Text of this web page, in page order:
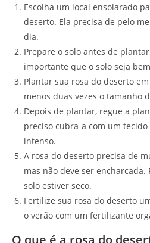
Escolha um local ensolarado
deserto. Ela precisa de pelo
dia.
Prepare o solo antes de
importante que o solo seja
Plantar sua rosa do deserto
menos duas vezes o tamanho
Depois de plantar, regue a
preciso cubra-a com um
intenso.
A rosa do deserto precisa de
mas não deve ser
solo estiver seco.
Fertilize sua rosa do deserto
o verão com um fertilizante
O que é a rosa do